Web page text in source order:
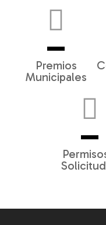
Premios
Municipales